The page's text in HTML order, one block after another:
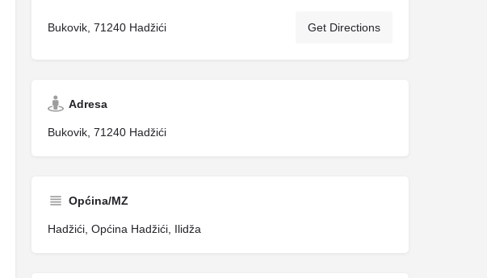
Bukovik, 71240 Hadžići Get Directions
Adresa
Bukovik, 71240 Hadžići
Općina/MZ
Hadžići, Općina Hadžići, Ilidža